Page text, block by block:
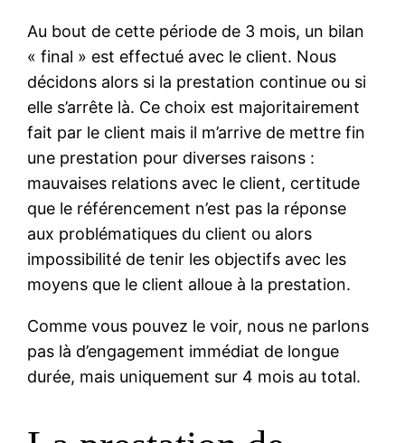
Au bout de cette période de 3 mois, un bilan
« final » est effectué avec le client. Nous
décidons alors si la prestation continue ou si
elle s’arrête là. Ce choix est majoritairement
fait par le client mais il m’arrive de mettre fin
une prestation pour diverses raisons :
mauvaises relations avec le client, certitude
que le référencement n’est pas la réponse
aux problématiques du client ou alors
impossibilité de tenir les objectifs avec les
moyens que le client alloue à la prestation.
Comme vous pouvez le voir, nous ne parlons
pas là d’engagement immédiat de longue
durée, mais uniquement sur 4 mois au total.